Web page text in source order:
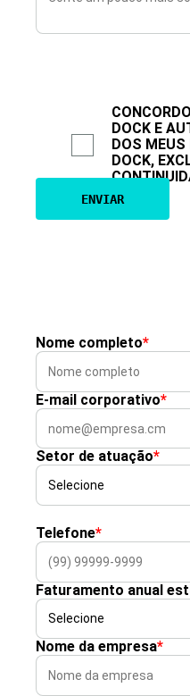
DOCK E
DOS
DOCK,
Nome completo*
E-mail corporativo*
Setor de atuação*
Telefone*
Faturamento anual
Nome da empresa*